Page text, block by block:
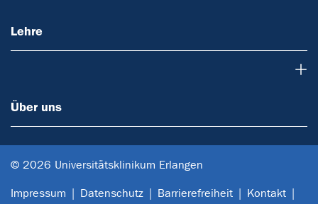
Lehre
Über uns
© 2026 Universitätsklinikum Erlangen
Impressum Datenschutz Barrierefreiheit Kontakt